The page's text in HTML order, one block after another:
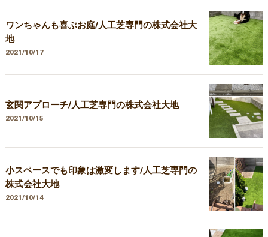
ワンちゃんも喜ぶお庭/人工芝専門の株式会社大
地
2021/10/17
玄関アプローチ/人工芝専門の株式会社大地
2021/10/15
小スペースでも印象は激変します/人工芝専門の
株式会社大地
2021/10/14